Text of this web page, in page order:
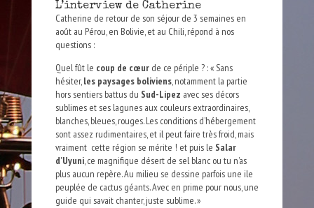
L’interview de Catherine
Catherine de retour de son séjour de 3 semaines en
août au Pérou, en Bolivie, et au Chili, répond à nos
questions :
Quel fût le coup de cœurde ce périple ? : « Sans
hésiter,les paysages boliviens, notamment la partie
hors sentiers battus du Sud-Lipez avec ses décors
sublimes et ses lagunes aux couleurs extraordinaires,
blanches, bleues, rouges. Les conditions d’hébergement
sont assez rudimentaires, et il peut faire très froid, mais
vraiment cette région se mérite ! et puis le Salar
d’Uyuni, ce magnifique désert de sel blanc ou tu n’as
plus aucun repère. Au milieu se dessine parfois une ile
peuplée de cactus géants. Avec en prime pour nous, une
guide qui savait chanter, juste sublime. »